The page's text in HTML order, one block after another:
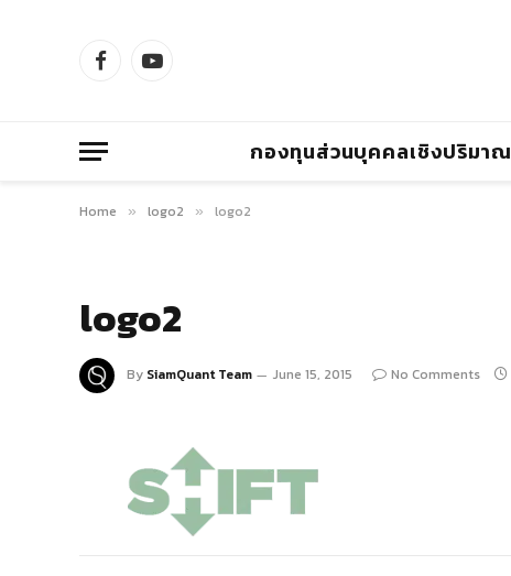
FacebookYouTube
กองทุนส่วนบุคคลเชิงปริมาณ
Home » logo2 » logo2
logo2
By SiamQuant Team June 15, 2015 No Comments